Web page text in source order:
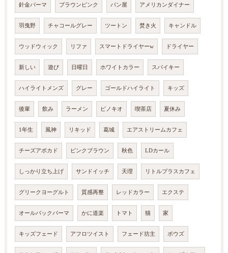
針金パーマ ブラウンピンク パン屋 アメリカンダイナー
羽曳野 チャコールグレー ツートン 焚き火 キャンドル
ウッドウィック リファ スマートドライヤーw ドライヤー
新しい 遊び 日曜日 ホワイトカラー スパイキー
ハイライトメンズ グレー ゴールドハイライト キッズ
後輩 飲み ラーメン ピノキオ 喫茶店 夏休み
1年生 風神 リキッド 葛城 エアストリームカフェ
チーズアボカド ピンクブラウン 秋色 LDカール
しっかり立ち上げ サンドイッチ 天理 リトルプラスカフェ
グリークヨーグルト 質感再整 レッドカラー エクステ
オールバックパーマ かに道楽 トマト 猫 家
キッズフェード アフロツイスト フェード坊主 ボウズ